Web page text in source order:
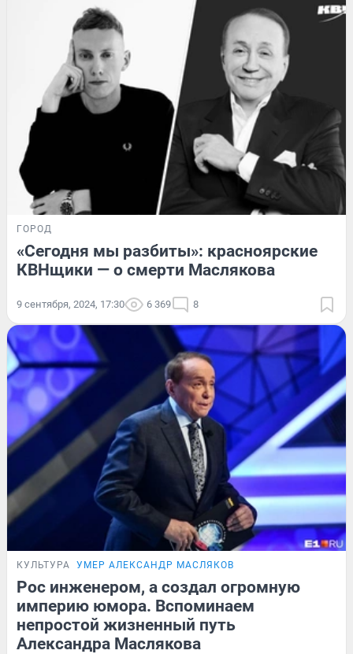
ГОРОД
«Сегодня мы разбиты»: красноярские
КВНщики — о смерти Маслякова
9 сентября, 2024, 17:30 6 369 8
КУЛЬТУРА УМЕР АЛЕКСАНДР МАСЛЯКОВ
Рос инженером, а создал огромную
империю юмора. Вспоминаем
непростой жизненный путь
Александра Маслякова